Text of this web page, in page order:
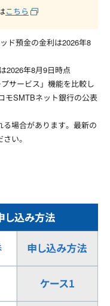
こちら
ド預金の金利は2026年8
2026年8月9日時点
サービス」機能を比較し
モSMTBネット銀行の公表
場合があります。最新の
い。